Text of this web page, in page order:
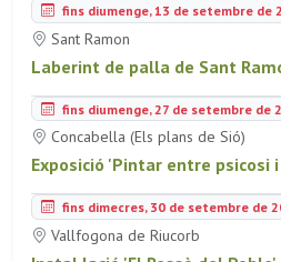
fins diumenge, 13 de setembre de
Sant Ramon
Laberint de palla de Sant
fins diumenge, 27 de setembre de
Concabella (Els plans de Sió)
Exposició 'Pintar entre psicosi
fins dimecres, 30 de setembre de
Vallfogona de Riucorb